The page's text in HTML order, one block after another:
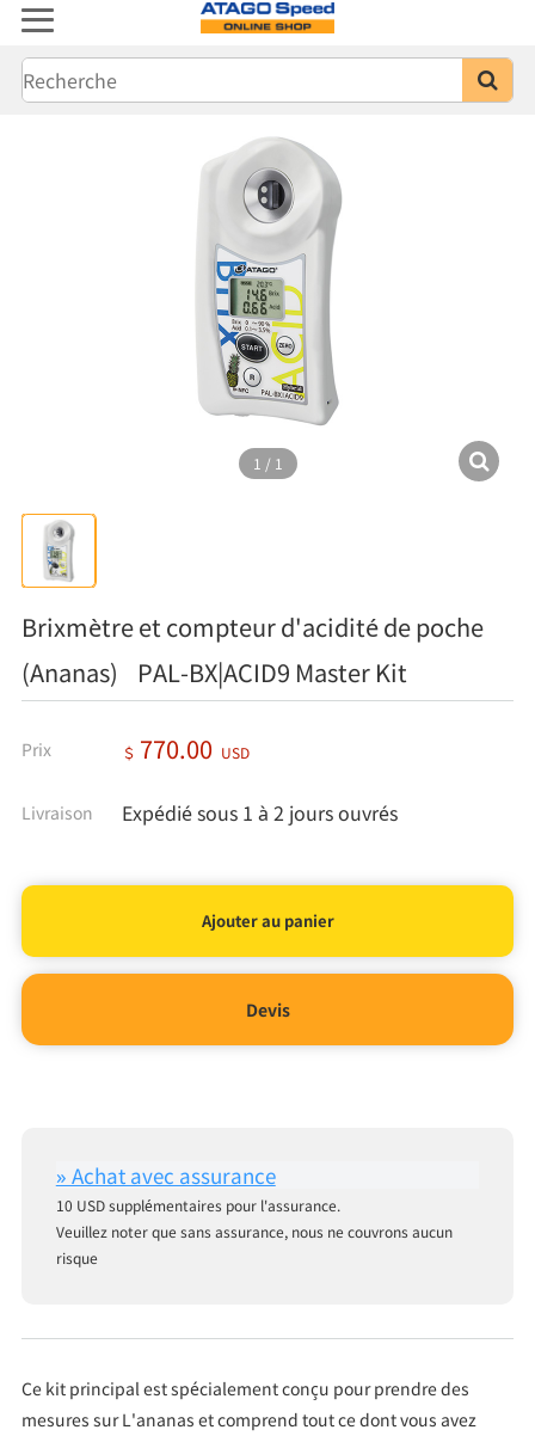
1 / 1
Brixmètre et compteur d'acidité de poche
(Ananas) PAL-BX|ACID9 Master Kit
Prix ＄ 770.00 USD
Livraison Expédié sous 1 à 2 jours ouvrés
Devis
10 USD supplémentaires pour l'assurance.
Veuillez noter que sans assurance, nous ne couvrons aucun
risque
Ce kit principal est spécialement conçu pour prendre des
mesures sur L'ananas et comprend tout ce dont vous avez